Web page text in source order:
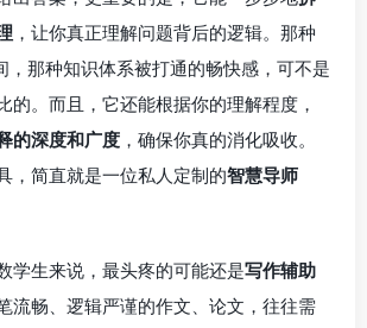
，让你真正理解问题背后的逻辑。那种
，那种知识体系被打通的畅快感，可不是
的。而且，它还能根据你的理解程度，
的深度和广度 ，确保你真的消化吸收。
，简直就是一位私人定制的智慧导师
学生来说，最头疼的可能还是写作辅助
流畅、逻辑严谨的作文、论文，往往需